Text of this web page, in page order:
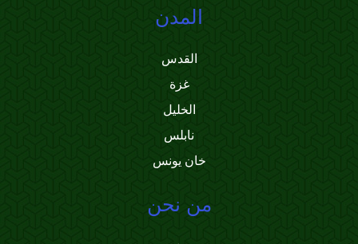
المدن
القدس
غزة
الخليل
نابلس
خان يونس
من نحن